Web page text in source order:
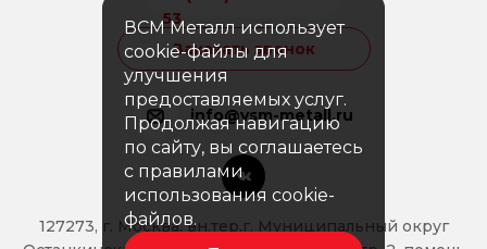
53
Заказать звонок
info@vsm-metall.ru
127273, г. Москва, вн.тер.г. Муниципальный округ
ВСМ Металл использует
cookie-файлы для
улучшения
предоставляемых услуг.
Продолжая навигацию
по сайту, вы соглашаетесь
с правилами
использования cookie-
файлов.